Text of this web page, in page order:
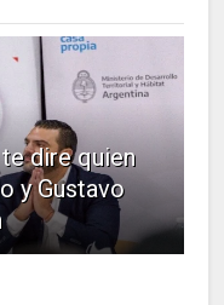
dire quien
y Gustavo